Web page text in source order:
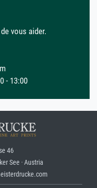
vous aider.
- 13:00
46
See · Austria